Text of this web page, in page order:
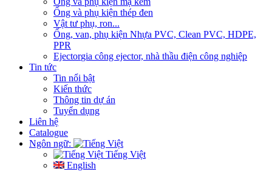
Ống và phụ kiện thép đen
Vật tư phụ, ron...
Ống, van, phụ kiện Nhựa PVC, Clean PVC, HDPE,
PPR
Ejectorgia công ejector, nhà thầu điện công nghiệp
Tin tức
Tin nổi bật
Kiến thức
Thông tin dự án
Tuyển dụng
Liên hệ
Catalogue
Ngôn ngữ:
Tiếng Việt
English